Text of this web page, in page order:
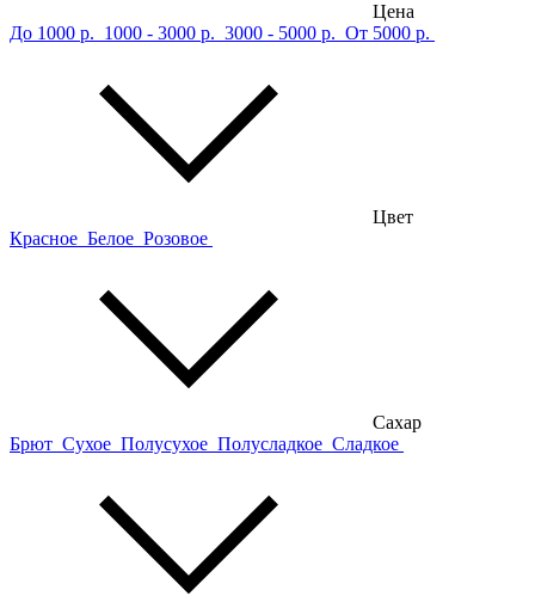
Цена
До 1000 р. 1000 - 3000 р. 3000 - 5000 р. От 5000 р.
Цвет
Красное Белое Розовое
Сахар
Брют Сухое Полусухое Полусладкое Сладкое